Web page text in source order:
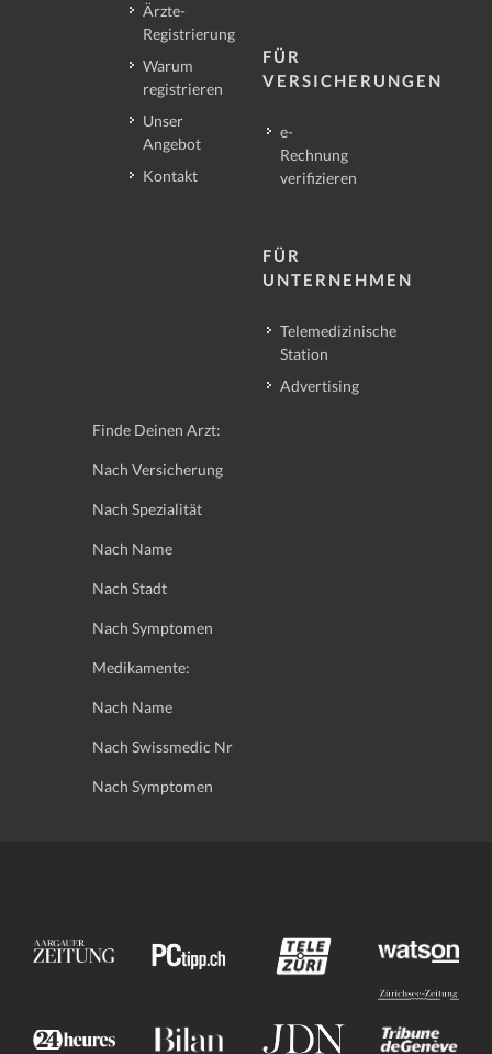
Ärzte-
Registrierung
Warum
registrieren
Unser
Angebot
Kontakt
FÜR
VERSICHERUNGEN
e-
Rechnung
verifizieren
FÜR
UNTERNEHMEN
Telemedizinische
Station
Advertising
Finde Deinen Arzt:
Nach Versicherung
Nach Spezialität
Nach Name
Nach Stadt
Nach Symptomen
Medikamente:
Nach Name
Nach Swissmedic Nr
Nach Symptomen